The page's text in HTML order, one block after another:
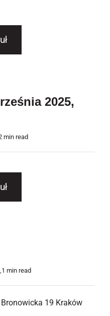
2025,
min read
min read
19 Kraków